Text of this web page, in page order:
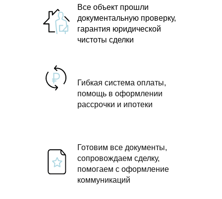
Все объект прошли
документальную проверку,
гарантия юридической
чистоты сделки
Гибкая система оплаты,
помощь в оформлении
рассрочки и ипотеки
Готовим все документы,
сопровождаем сделку,
помогаем с оформление
коммуникаций